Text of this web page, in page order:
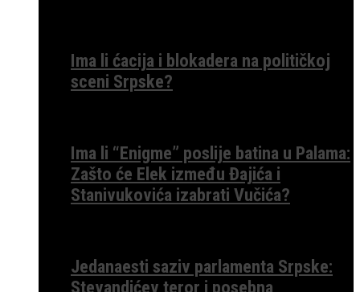
Ima li ćacija i blokadera na političkoj
sceni Srpske?
Ima li “Enigme” poslije batina u Palama:
Zašto će Elek između Đajića i
Stanivukovića izabrati Vučića?
Jedanaesti saziv parlamenta Srpske:
Stevandićev teror i posebna